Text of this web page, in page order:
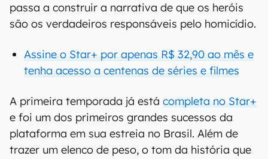
passa a construir a narrativa de que os heróis
são os verdadeiros responsáveis pelo homicídio.
Assine o Star+ por apenas R$ 32,90 ao mês e
tenha acesso a centenas de séries e filmes
A primeira temporada já está completa no Star+
e foi um dos primeiros grandes sucessos da
plataforma em sua estreia no Brasil. Além de
trazer um elenco de peso, o tom da história que